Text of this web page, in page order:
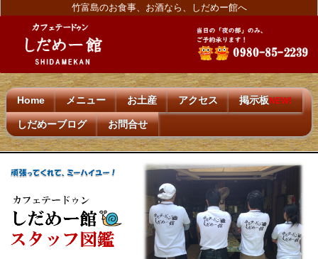
竹富島のお食事、お酒なら、しだめー館へ
Home メニュー お土産 アクセス 掲示板NEW!
しだめーブログ お問合せ